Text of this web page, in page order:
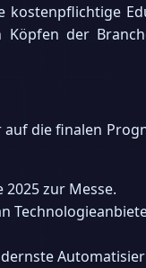
kostenpflichtige
der
die finalen
zur Messe.